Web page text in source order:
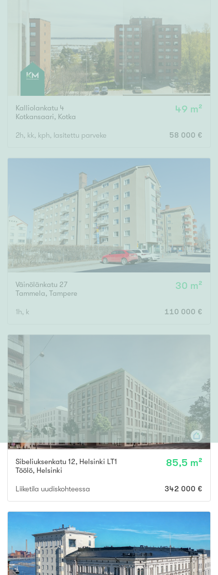
Kalliolankatu 4
Kotkansaari, Kotka
49 m²
2h, kk, kph, lasitettu parveke 58 000 €
Väinölänkatu 27
Tammela, Tampere
30 m²
1h, k 110 000 €
Sibeliuksenkatu 12, Helsinki LT1
Töölö, Helsinki
85,5 m²
Liiketila uudiskohteessa 342 000 €